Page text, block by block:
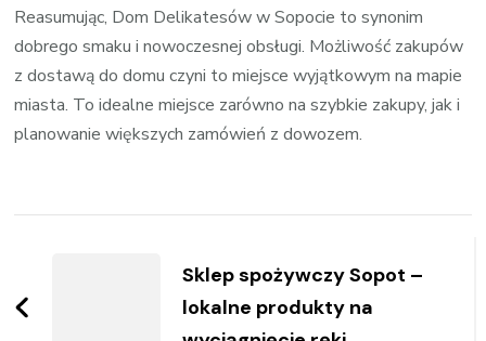
Reasumując, Dom Delikatesów w Sopocie to synonim
dobrego smaku i nowoczesnej obsługi. Możliwość zakupów
z dostawą do domu czyni to miejsce wyjątkowym na mapie
miasta. To idealne miejsce zarówno na szybkie zakupy, jak i
planowanie większych zamówień z dowozem.
Sklep spożywczy Sopot –
lokalne produkty na